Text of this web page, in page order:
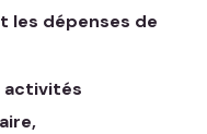
les dépenses de
activités